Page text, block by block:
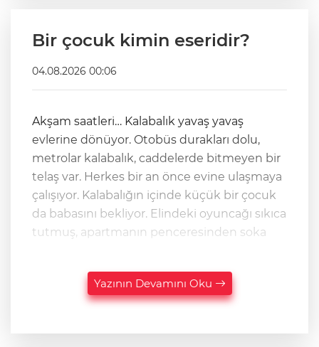
Bir çocuk kimin eseridir?
04.08.2026 00:06
Akşam saatleri… Kalabalık yavaş yavaş
evlerine dönüyor. Otobüs durakları dolu,
metrolar kalabalık, caddelerde bitmeyen bir
telaş var. Herkes bir an önce evine ulaşmaya
çalışıyor. Kalabalığın içinde küçük bir çocuk
da babasını bekliyor. Elindeki oyuncağı sıkıca
tutmuş, apartmanın penceresinden soka
Yazının Devamını Oku